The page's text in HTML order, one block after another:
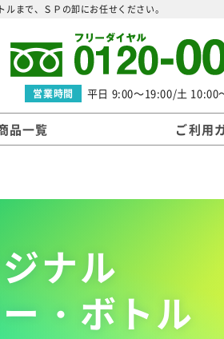
まで、ＳＰの卸にお任せください。
営業時間 平日 9:00～19:00/土 10:00
品一覧 ご利用
ナル
・ボトル